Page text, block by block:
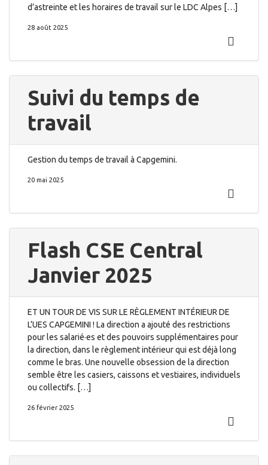
d’astreinte et les horaires de travail sur le LDC Alpes […]
28 août 2025
Suivi du temps de
travail
Gestion du temps de travail à Capgemini.
20 mai 2025
Flash CSE Central
Janvier 2025
ET UN TOUR DE VIS SUR LE RÈGLEMENT INTÉRIEUR DE
L’UES CAPGEMINI ! La direction a ajouté des restrictions
pour les salarié·es et des pouvoirs supplémentaires pour
la direction, dans le règlement intérieur qui est déjà long
comme le bras. Une nouvelle obsession de la direction
semble être les casiers, caissons et vestiaires, individuels
ou collectifs. […]
26 février 2025